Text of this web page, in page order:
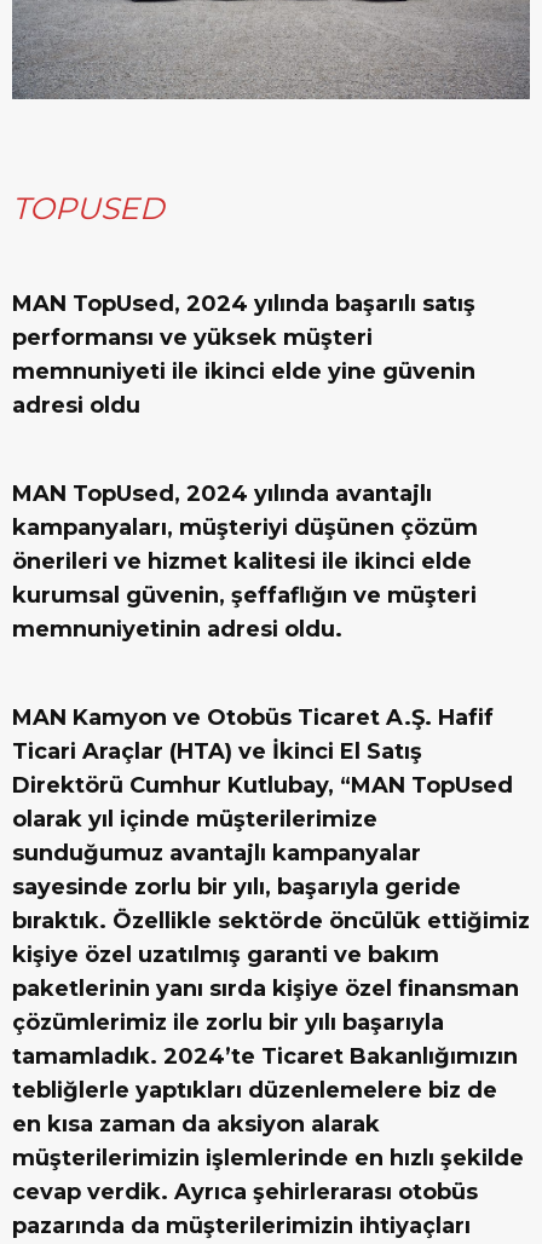
TOPUSED
MAN TopUsed, 2024 yılında başarılı satış
performansı ve yüksek müşteri
memnuniyeti ile ikinci elde yine güvenin
adresi oldu
MAN TopUsed, 2024 yılında avantajlı
kampanyaları, müşteriyi düşünen çözüm
önerileri ve hizmet kalitesi ile ikinci elde
kurumsal güvenin, şeffaflığın ve müşteri
memnuniyetinin adresi oldu.
MAN Kamyon ve Otobüs Ticaret A.Ş. Hafif
Ticari Araçlar (HTA) ve İkinci El Satış
Direktörü Cumhur Kutlubay, “MAN TopUsed
olarak yıl içinde müşterilerimize
sunduğumuz avantajlı kampanyalar
sayesinde zorlu bir yılı, başarıyla geride
bıraktık. Özellikle sektörde öncülük ettiğimiz
kişiye özel uzatılmış garanti ve bakım
paketlerinin yanı sırda kişiye özel finansman
çözümlerimiz ile zorlu bir yılı başarıyla
tamamladık. 2024’te Ticaret Bakanlığımızın
tebliğlerle yaptıkları düzenlemelere biz de
en kısa zaman da aksiyon alarak
müşterilerimizin işlemlerinde en hızlı şekilde
cevap verdik. Ayrıca şehirlerarası otobüs
pazarında da müşterilerimizin ihtiyaçları